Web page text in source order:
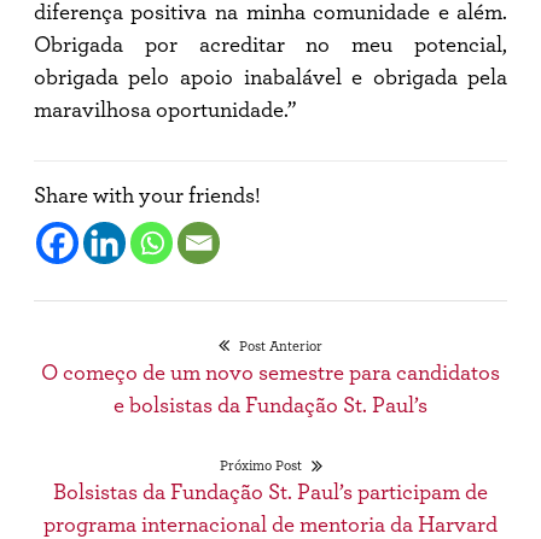
diferença positiva na minha comunidade e além.
Obrigada por acreditar no meu potencial,
obrigada pelo apoio inabalável e obrigada pela
maravilhosa oportunidade.”
Share with your friends!
Navegação
Post Anterior
Post
anterior:
O começo de um novo semestre para candidatos
e bolsistas da Fundação St. Paul’s
Próximo Post
Próximo
post:
Bolsistas da Fundação St. Paul’s participam de
programa internacional de mentoria da Harvard